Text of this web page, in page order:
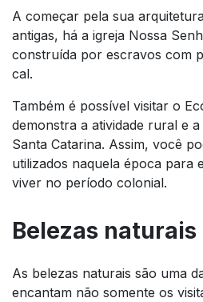
A começar pela sua
antigas, há a igreja Nossa
construída por escravos com
cal.
Também é possível visitar o
demonstra a atividade rural e
Santa Catarina. Assim, você
utilizados naquela época para
viver no período colonial.
Belezas naturais
As belezas naturais são uma
encantam não somente os